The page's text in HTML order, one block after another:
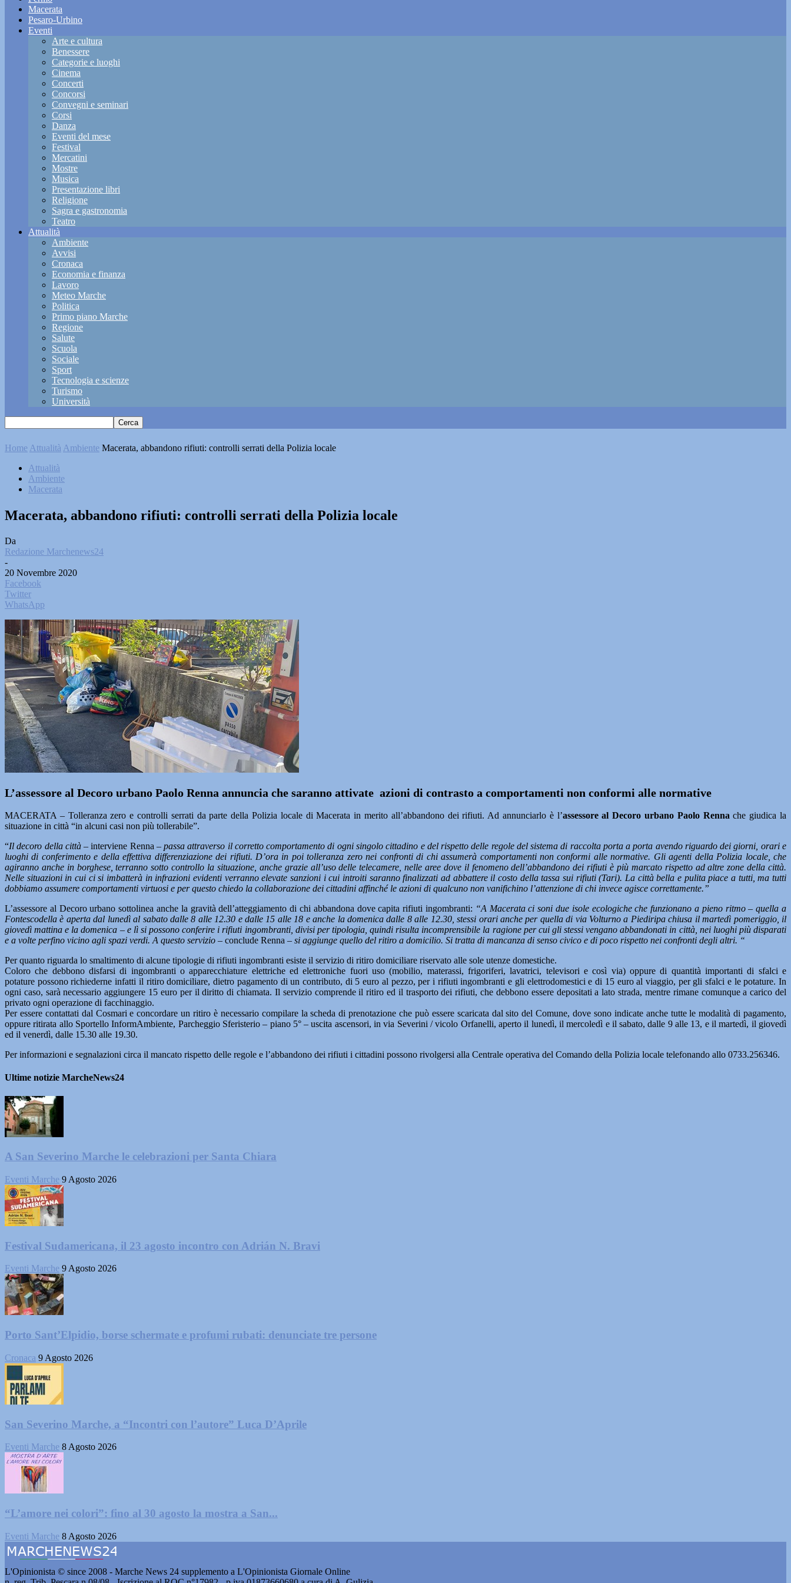
Macerata
Pesaro-Urbino
Eventi
Arte e cultura
Benessere
Categorie e luoghi
Cinema
Concerti
Concorsi
Convegni e seminari
Corsi
Danza
Eventi del mese
Festival
Mercatini
Mostre
Musica
Presentazione libri
Religione
Sagra e gastronomia
Teatro
Attualità
Ambiente
Avvisi
Cronaca
Economia e finanza
Lavoro
Meteo Marche
Politica
Primo piano Marche
Regione
Salute
Scuola
Sociale
Sport
Tecnologia e scienze
Turismo
Università
Home Attualità Ambiente Macerata, abbandono rifiuti: controlli serrati della Polizia locale
Attualità
Ambiente
Macerata
Macerata, abbandono rifiuti: controlli serrati della Polizia locale
Da
Redazione Marchenews24
-
20 Novembre 2020
Facebook
Twitter
WhatsApp
L’assessore al Decoro urbano Paolo Renna annuncia che saranno attivate azioni di contrasto a comportamenti non conformi alle normative
MACERATA – Tolleranza zero e controlli serrati da parte della Polizia locale di Macerata in merito all’abbandono dei rifiuti. Ad annunciarlo è l’assessore al Decoro urbano Paolo Renna che giudica la
situazione in città “in alcuni casi non più tollerabile”.
“Il decoro della città– interviene Renna – passa attraverso il corretto comportamento di ogni singolo cittadino e del rispetto delle regole del sistema di raccolta porta a porta avendo riguardo dei giorni, orari e
luoghi di conferimento e della effettiva differenziazione dei rifiuti. D’ora in poi tolleranza zero nei confronti di chi assumerà comportamenti non conformi alle normative. Gli agenti della Polizia locale, che
agiranno anche in borghese, terranno sotto controllo la situazione, anche grazie all’uso delle telecamere, nelle aree dove il fenomeno dell’abbandono dei rifiuti è più marcato rispetto ad altre zone della città.
Nelle situazioni in cui ci si imbatterà in infrazioni evidenti verranno elevate sanzioni i cui introiti saranno finalizzati ad abbattere il costo della tassa sui rifiuti (Tari). La città bella e pulita piace a tutti, ma tutti
dobbiamo assumere comportamenti virtuosi e per questo chiedo la collaborazione dei cittadini affinché le azioni di qualcuno non vanifichino l’attenzione di chi invece agisce correttamente.”
L’assessore al Decoro urbano sottolinea anche la gravità dell’atteggiamento di chi abbandona dove capita rifiuti ingombranti: “A Macerata ci soni due isole ecologiche che funzionano a pieno ritmo – quella a
Fontescodella è aperta dal lunedì al sabato dalle 8 alle 12.30 e dalle 15 alle 18 e anche la domenica dalle 8 alle 12.30, stessi orari anche per quella di via Volturno a Piediripa chiusa il martedì pomeriggio, il
giovedì mattina e la domenica – e lì si possono conferire i rifiuti ingombranti, divisi per tipologia, quindi risulta incomprensibile la ragione per cui gli stessi vengano abbandonati in città, nei luoghi più disparati
e a volte perfino vicino agli spazi verdi. A questo servizio – conclude Renna – si aggiunge quello del ritiro a domicilio. Si tratta di mancanza di senso civico e di poco rispetto nei confronti degli altri. “
Per quanto riguarda lo smaltimento di alcune tipologie di rifiuti ingombranti esiste il servizio di ritiro domiciliare riservato alle sole utenze domestiche.
Coloro che debbono disfarsi di ingombranti o apparecchiature elettriche ed elettroniche fuori uso (mobilio, materassi, frigoriferi, lavatrici, televisori e così via) oppure di quantità importanti di sfalci e
potature possono richiederne infatti il ritiro domiciliare, dietro pagamento di un contributo, di 5 euro al pezzo, per i rifiuti ingombranti e gli elettrodomestici e di 15 euro al viaggio, per gli sfalci e le potature. In
ogni caso, sarà necessario aggiungere 15 euro per il diritto di chiamata. Il servizio comprende il ritiro ed il trasporto dei rifiuti, che debbono essere depositati a lato strada, mentre rimane comunque a carico del
privato ogni operazione di facchinaggio.
Per essere contattati dal Cosmari e concordare un ritiro è necessario compilare la scheda di prenotazione che può essere scaricata dal sito del Comune, dove sono indicate anche tutte le modalità di pagamento,
oppure ritirata allo Sportello InformAmbiente, Parcheggio Sferisterio – piano 5° – uscita ascensori, in via Severini / vicolo Orfanelli, aperto il lunedì, il mercoledì e il sabato, dalle 9 alle 13, e il martedì, il giovedì
ed il venerdì, dalle 15.30 alle 19.30.
Per informazioni e segnalazioni circa il mancato rispetto delle regole e l’abbandono dei rifiuti i cittadini possono rivolgersi alla Centrale operativa del Comando della Polizia locale telefonando allo 0733.256346.
Ultime notizie MarcheNews24
A San Severino Marche le celebrazioni per Santa Chiara
Eventi Marche 9 Agosto 2026
Festival Sudamericana, il 23 agosto incontro con Adrián N. Bravi
Eventi Marche 9 Agosto 2026
Porto Sant’Elpidio, borse schermate e profumi rubati: denunciate tre persone
Cronaca 9 Agosto 2026
San Severino Marche, a “Incontri con l’autore” Luca D’Aprile
Eventi Marche 8 Agosto 2026
“L’amore nei colori”: fino al 30 agosto la mostra a San...
Eventi Marche 8 Agosto 2026
L'Opinionista © since 2008 - Marche News 24 supplemento a L'Opinionista Giornale Online